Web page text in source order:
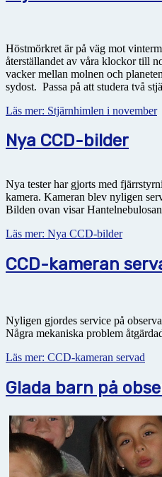
Höstmörkret är på väg mot
återställandet av våra klockor till
vacker mellan molnen och
sydost. Passa på att studera två
Läs mer: Stjärnhimlen i november
Nya CCD-bilder
Nya tester har gjorts med
kamera. Kameran blev nyligen
Bilden ovan visar
Läs mer: Nya CCD-bilder
CCD-kameran
Nyligen gjordes service på
Några mekaniska problem
Läs mer: CCD-kameran servad
Glada barn på